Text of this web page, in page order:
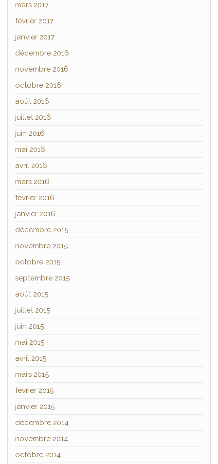
mars 2017
février 2017
janvier 2017
décembre 2016
novembre 2016
octobre 2016
août 2016
juillet 2016
juin 2016
mai 2016
avril 2016
mars 2016
février 2016
janvier 2016
décembre 2015
novembre 2015
octobre 2015
septembre 2015
août 2015
juillet 2015
juin 2015
mai 2015
avril 2015
mars 2015
février 2015
janvier 2015
décembre 2014
novembre 2014
octobre 2014